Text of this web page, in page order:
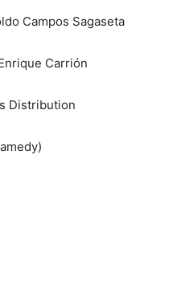
Campos Sagaseta
Carrión
Distribution